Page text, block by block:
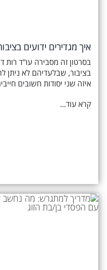
איך מגדירים ידועים
בסרטון זה מסבירה עו"ד רות
בציבור, שבלעדיהם לא ניתן
איזה שני יסודות חשובים
קרא עוד...